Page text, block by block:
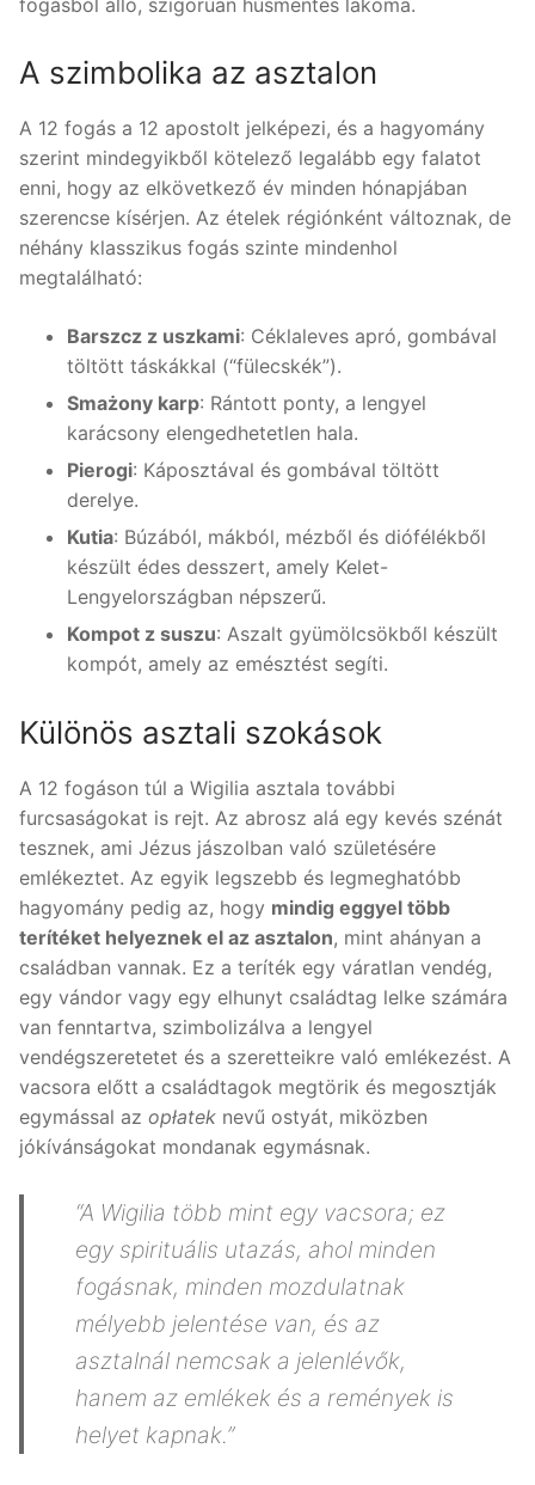
A szimbolika az asztalon
A 12 fogás a 12 apostolt jelképezi, és a hagyomány
szerint mindegyikből kötelező legalább egy falatot
enni, hogy az elkövetkező év minden hónapjában
szerencse kísérjen. Az ételek régiónként változnak, de
néhány klasszikus fogás szinte mindenhol
megtalálható:
Barszcz z uszkami: Céklaleves apró, gombával
töltött táskákkal (“fülecskék”).
Smażony karp: Rántott ponty, a lengyel
karácsony elengedhetetlen hala.
Pierogi: Káposztával és gombával töltött
derelye.
Kutia: Búzából, mákból, mézből és diófélékből
készült édes desszert, amely Kelet-
Lengyelországban népszerű.
Kompot z suszu: Aszalt gyümölcsökből készült
kompót, amely az emésztést segíti.
Különös asztali szokások
A 12 fogáson túl a Wigilia asztala további
furcsaságokat is rejt. Az abrosz alá egy kevés szénát
tesznek, ami Jézus jászolban való születésére
emlékeztet. Az egyik legszebb és legmeghatóbb
hagyomány pedig az, hogy mindig eggyel több
terítéket helyeznek el az asztalon, mint ahányan a
családban vannak. Ez a teríték egy váratlan vendég,
egy vándor vagy egy elhunyt családtag lelke számára
van fenntartva, szimbolizálva a lengyel
vendégszeretetet és a szeretteikre való emlékezést. A
vacsora előtt a családtagok megtörik és megosztják
egymással az opłatek nevű ostyát, miközben
jókívánságokat mondanak egymásnak.
“A Wigilia több mint egy vacsora; ez
egy spirituális utazás, ahol minden
fogásnak, minden mozdulatnak
mélyebb jelentése van, és az
asztalnál nemcsak a jelenlévők,
hanem az emlékek és a remények is
helyet kapnak.”